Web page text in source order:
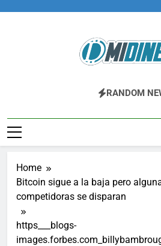
Fintech,
RANDOM
Home
Bitcoin sigue a la baja pero
competidoras se disparan
https___blogs-